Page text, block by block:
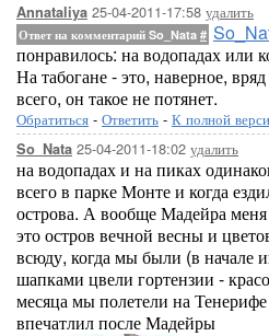
Annataliya 25-04-2011-17:58 удалить
Ответ на комментарий So_Nata #
понравилось: на водопадах или
На табогане - это, наверное,
всего, он такое не потянет.
Обратиться - Ответить - К полной
So_Nata 25-04-2011-18:02 удалить
на водопадах и на пиках
всего в парке Монте и когда
острова. А вообще Мадейра меня
это остров вечной весны и
всюду, когда мы были (в начале
шапками цвели гортензии -
месяца мы полетели на
впечатлил после Мадейры